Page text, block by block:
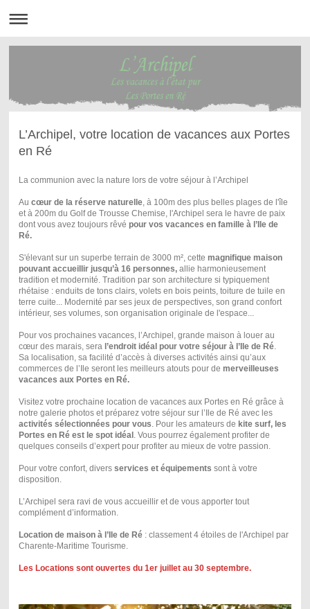
L’Archipel, votre location de vacances aux Portes
en Ré
La communion avec la nature lors de votre séjour à l’Archipel
Au cœur de la réserve naturelle, à 100m des plus belles plages de l'île
et à 200m du Golf de Trousse Chemise, l'Archipel sera le havre de paix
dont vous avez toujours rêvé pour vos vacances en famille à l’Ile de
Ré.
S'élevant sur un superbe terrain de 3000 m², cette magnifique maison
pouvant accueillir jusqu’à 16 personnes,allie harmonieusement
tradition et modernité. Tradition par son architecture si typiquement
rhétaise : enduits de tons clairs, volets en bois peints, toiture de tuile en
terre cuite... Modernité par ses jeux de perspectives, son grand confort
intérieur, ses volumes, son organisation originale de l'espace...
Pour vos prochaines vacances, l’Archipel, grande maison à louer au
cœur des marais, sera l’endroit idéal pour votre séjour à l’Ile de Ré.
Sa localisation, sa facilité d’accès à diverses activités ainsi qu’aux
commerces de l’Ile seront les meilleurs atouts pour de merveilleuses
vacances aux Portes en Ré.
Visitez votre prochaine location de vacances aux Portes en Ré grâce à
notre galerie photos et préparez votre séjour sur l’Ile de Ré avec les
activités sélectionnées pour vous . Pour les amateurs de kite surf, les
Portes en Ré est le spot idéal. Vous pourrez également profiter de
quelques conseils d’expert pour profiter au mieux de votre passion.
Pour votre confort, divers services et équipements sont à votre
disposition.
L’Archipel sera ravi de vous accueillir et de vous apporter tout
complément d’information.
Location de maison à l’Ile de Ré: classement 4 étoiles de l'Archipel par
Charente-Maritime Tourisme.
Les Locations sont ouvertes du 1er juillet au 30 septembre.